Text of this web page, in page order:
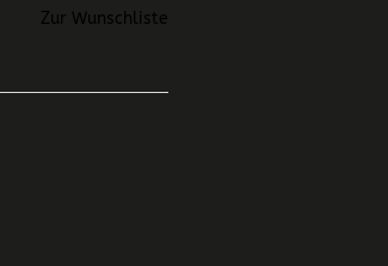
Zur Wunschliste